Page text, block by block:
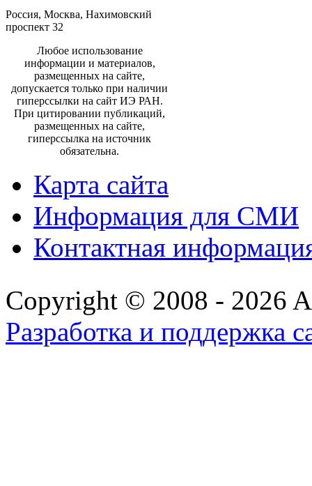
Россия, Москва, Нахимовский
проспект 32
Любое использование
информации и материалов,
размещенных на сайте,
допускается только при наличии
гиперссылки на сайт ИЭ РАН.
При цитировании публикаций,
размещенных на сайте,
гиперссылка на источник
обязательна.
Карта сайта
Информация для СМИ
Контактная
Copyright © 2008 - 2026
Разработка и поддержка